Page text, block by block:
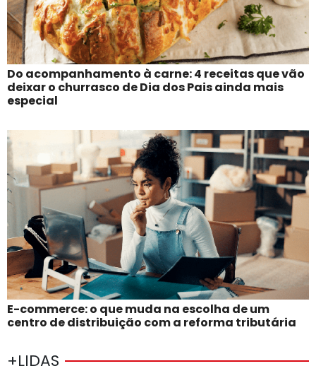
Do acompanhamento à carne: 4 receitas que vão
deixar o churrasco de Dia dos Pais ainda mais
especial
E-commerce: o que muda na escolha de um
centro de distribuição com a reforma tributária
+LIDAS